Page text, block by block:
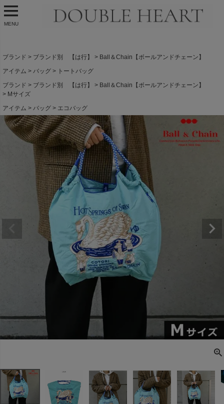
MENU
ブランド ブランド別 【は行】
Ball＆Chain【ボールアンドチェーン】
アイテム
バッグ
トートバッグ
ブランド
ブランド別 【は行】
Ball＆Chain【ボールアンドチェーン】
Mサイズ
アイテム
バッグ エコバッグ